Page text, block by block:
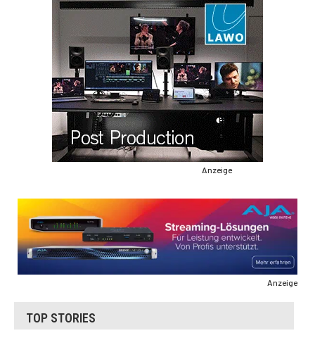
Anzeige
Anzeige
TOP STORIES